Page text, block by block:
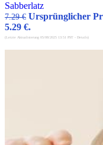
Sabberlatz
7.29€ Ursprünglicher
5.29 €.
(Letzte Aktualisierung 05/08/2025 13:51 PST - Details)